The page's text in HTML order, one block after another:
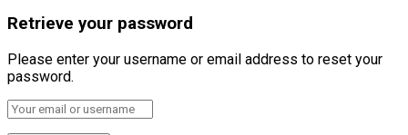
Retrieve your password
Please enter your username or email address to reset your
password.